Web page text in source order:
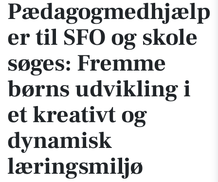
Pædagogmedhjælp
er til SFO og skole
søges: Fremme
børns udvikling i
et kreativt og
dynamisk
læringsmiljø